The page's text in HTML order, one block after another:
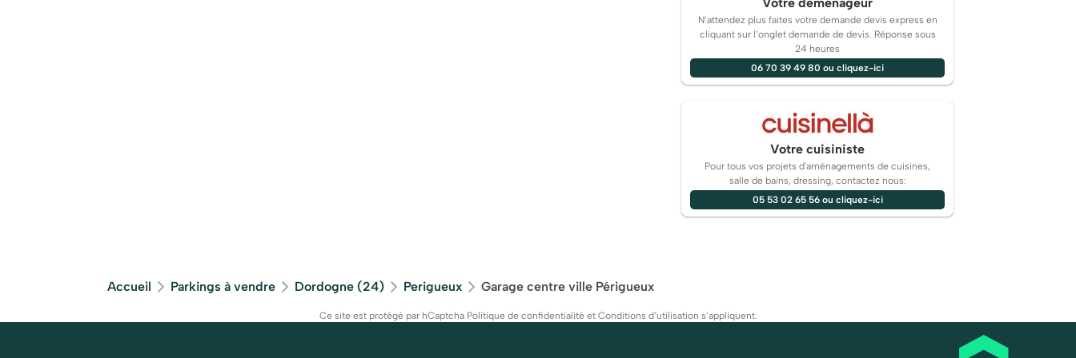
N’attendez plus faites votre demande devis express en
cliquant sur l’onglet demande de devis. Réponse sous
24 heures
06 70 39 49 80 ou cliquez-ici
Votre cuisiniste
Pour tous vos projets d'aménagements de cuisines,
salle de bains, dressing, contactez nous:
05 53 02 65 56 ou cliquez-ici
Accueil Parkings à vendre Dordogne (24) Perigueux Garage centre ville Périgueux
Ce site est protégé par hCaptcha Politique de confidentialitéet Conditions d’utilisation s’appliquent.